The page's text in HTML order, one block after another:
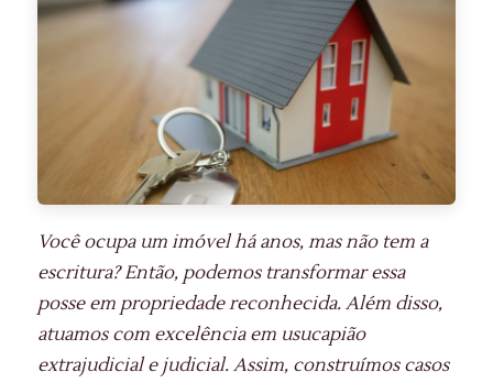
Você ocupa um imóvel há anos, mas não tem a
escritura? Então, podemos transformar essa
posse em propriedade reconhecida. Além disso,
atuamos com excelência em usucapião
extrajudicial e judicial. Assim, construímos casos